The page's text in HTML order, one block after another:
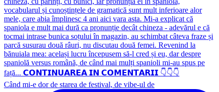
Când mi-e dor de starea de festival, de vibe-ul de